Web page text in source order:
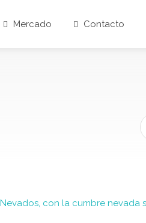
Mercado Contacto